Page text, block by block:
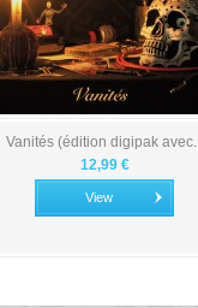
Vanités (édition digipak
12,99 €
View